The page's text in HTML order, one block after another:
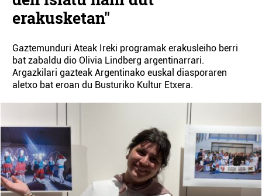
erakusketan"
Gaztemunduri Ateak Ireki programak erakusleiho berri
bat zabaldu dio Olivia Lindberg argentinarrari.
Argazkilari gazteak Argentinako euskal diasporaren
aletxo bat eroan du Busturiko Kultur Etxera.